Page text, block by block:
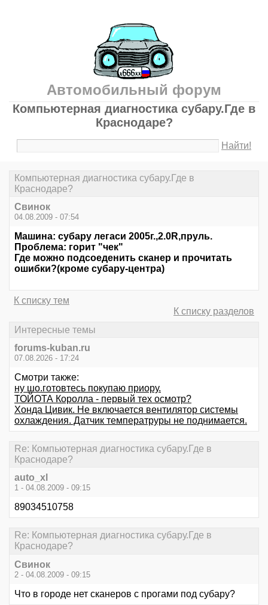
Автомобильный форум
Компьютерная диагностика субару.Где в
Краснодаре?
Найти!
Компьютерная диагностика субару.Где в
Краснодаре?
Свинок
04.08.2009 - 07:54
Машина: субару легаси 2005г.,2.0R,пруль.
Проблема: горит "чек"
Где можно подсоеденить сканер и прочитать
ошибки?(кроме субару-центра)
К списку тем
К списку разделов
Интересные темы
forums-kuban.ru
07.08.2026 - 17:24
Смотри также:
ну шо.готовтесь покупаю приору.
ТОЙОТА Королла - первый тех осмотр?
Хонда Цивик. Не включается вентилятор системы
охлаждения. Датчик температруры не поднимается.
Re: Компьютерная диагностика субару.Где в
Краснодаре?
auto_xl
1 - 04.08.2009 - 09:15
89034510758
Re: Компьютерная диагностика субару.Где в
Краснодаре?
Свинок
2 - 04.08.2009 - 09:15
Что в городе нет сканеров с прогами под субару?